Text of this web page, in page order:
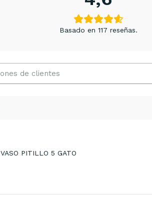
Basado en 117 reseñas.
VASO PITILLO 5 GATO